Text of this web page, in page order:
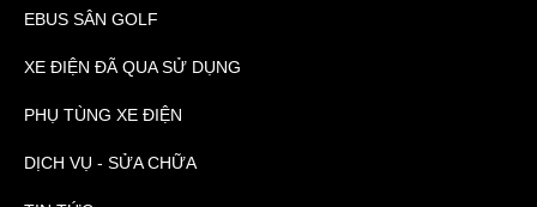
EBUS SÂN GOLF
XE ĐIỆN ĐÃ QUA SỬ DỤNG
PHỤ TÙNG XE ĐIỆN
DỊCH VỤ - SỬA CHỮA